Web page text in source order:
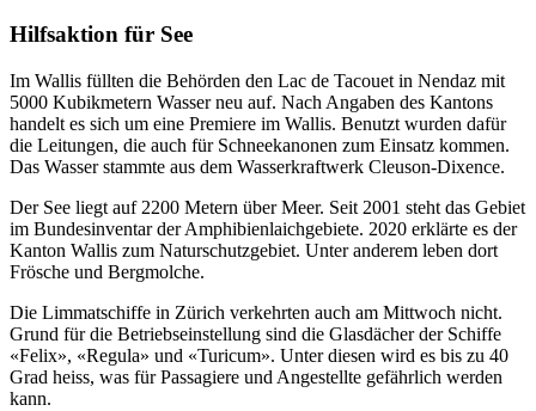
Hilfsaktion für See
Im Wallis füllten die Behörden den Lac de Tacouet in Nendaz mit
5000 Kubikmetern Wasser neu auf. Nach Angaben des Kantons
handelt es sich um eine Premiere im Wallis. Benutzt wurden dafür
die Leitungen, die auch für Schneekanonen zum Einsatz kommen.
Das Wasser stammte aus dem Wasserkraftwerk Cleuson-Dixence.
Der See liegt auf 2200 Metern über Meer. Seit 2001 steht das Gebiet
im Bundesinventar der Amphibienlaichgebiete. 2020 erklärte es der
Kanton Wallis zum Naturschutzgebiet. Unter anderem leben dort
Frösche und Bergmolche.
Die Limmatschiffe in Zürich verkehrten auch am Mittwoch nicht.
Grund für die Betriebseinstellung sind die Glasdächer der Schiffe
«Felix», «Regula» und «Turicum». Unter diesen wird es bis zu 40
Grad heiss, was für Passagiere und Angestellte gefährlich werden
kann.